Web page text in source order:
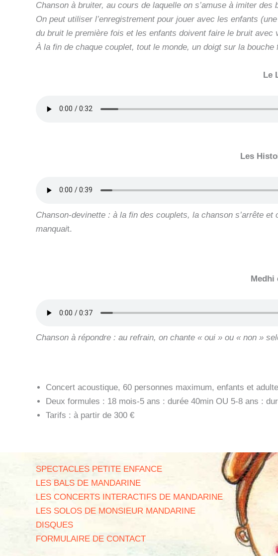
Chanson à bruiter, au cours de laquelle on s’amuse à imiter des
On peut utiliser l’enregistrement pour jouer avec les enfants
du bruit le première fois et les enfants doivent faire le bruit avec
À la fin de chaque couplet, tout le monde, un doigt sur la bouche
Le
Les
Chanson-devinette : à la fin des couplets, la chanson s’arrête
manquait.
Medhi
Chanson à répondre : au refrain, on chante « oui » ou « non »
Concert acoustique, 60 personnes maximum, enfants et
Deux formules : 18 mois-5 ans : durée 40min OU 5-8 ans :
Tarifs : à partir de 300 €
SPECTACLES PETITE ENFANCE
LES BALS DE MANDARINE
LES CONCERTS INTERACTIFS DE MANDARINE
LES SOLOS DE MONSIEUR MANDARINE
DISQUES
FORMULAIRE DE CONTACT